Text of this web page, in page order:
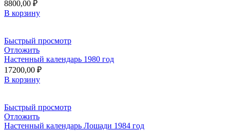
8800,00 ₽
В корзину
Быстрый просмотр
Отложить
Настенный календарь 1980 год
17200,00 ₽
В корзину
Быстрый просмотр
Отложить
Настенный календарь Лошади 1984 год